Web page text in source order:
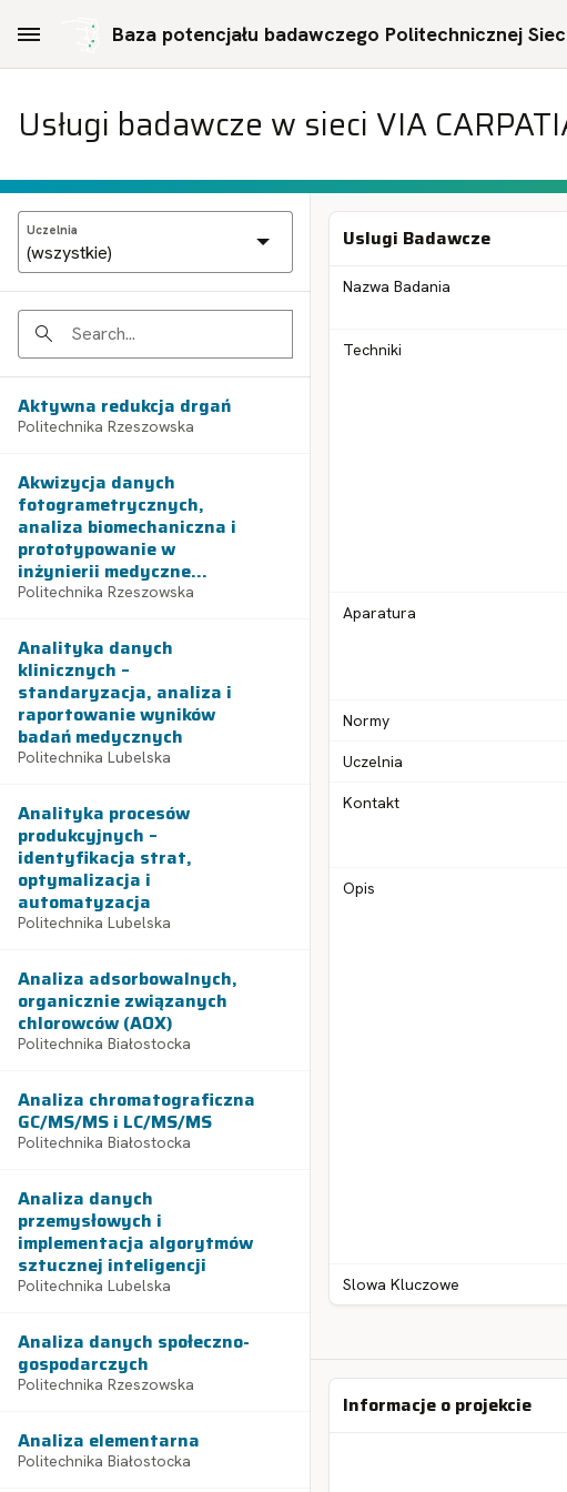
Baza potencjału badawczego Politechnicznej
Usługi badawcze w sieci VIA
Uczelnia
Search
Aktywna redukcja drgań
Politechnika Rzeszowska
Akwizycja danych
fotogrametrycznych,
analiza biomechaniczna i
prototypowanie w
inżynierii medyczne...
Politechnika Rzeszowska
Analityka danych
klinicznych –
standaryzacja, analiza i
raportowanie wyników
badań medycznych
Politechnika Lubelska
Analityka procesów
produkcyjnych –
identyfikacja strat,
optymalizacja i
automatyzacja
Politechnika Lubelska
Analiza adsorbowalnych,
organicznie związanych
chlorowców (AOX)
Politechnika Białostocka
Analiza chromatograficzna
GC/MS/MS i LC/MS/MS
Politechnika Białostocka
Analiza danych
przemysłowych i
implementacja algorytmów
sztucznej inteligencji
Politechnika Lubelska
Analiza danych społeczno-
gospodarczych
Politechnika Rzeszowska
Analiza elementarna
Politechnika Białostocka
Uslugi Badawcze
Nazwa Badania
Techniki
Aparatura
Normy
Uczelnia
Kontakt
Opis
Slowa Kluczowe
Informacje o projekcie